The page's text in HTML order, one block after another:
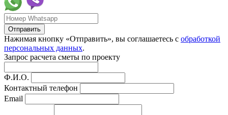
Отправить
Нажимая кнопку «Отправить», вы соглашаетесь с обработкой
персональных данных.
Запрос расчета сметы по проекту
Ф.И.О.
Контактный телефон
Email